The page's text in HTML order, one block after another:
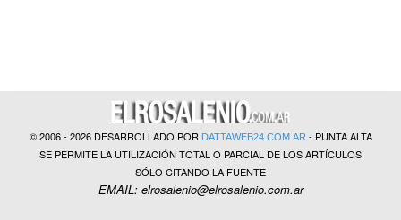
© 2006 - 2026 DESARROLLADO POR DATTAWEB24.COM.AR- PUNTA ALTA
SE PERMITE LA UTILIZACIÓN TOTAL O PARCIAL DE LOS ARTÍCULOS
SÓLO CITANDO LA FUENTE
EMAIL: elrosalenio@elrosalenio.com.ar